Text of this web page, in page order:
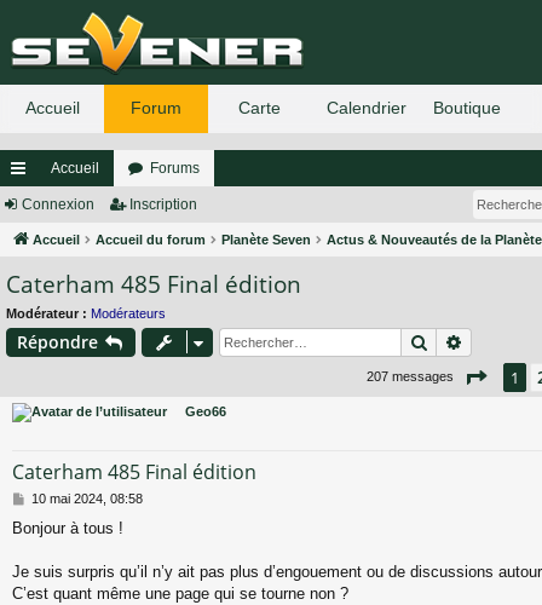
ac
co
ur
ci
Accueil Forums
Connexion Inscription
Accueil Accueil du forum Planète Seven Actus & Nouveautés de la
Caterham 485 Final édition
Modérateur : Modérateurs
Répondre Rechercher
207 messages Page 1
1
Geo66
Caterham 485 Final édition
M
s
a
g
10 mai 2024, 08:58
Bonjour à tous !
Je suis surpris qu’il n’y ait pas plus d’engouement ou de discussions
C’est quant même une page qui se tourne non ?